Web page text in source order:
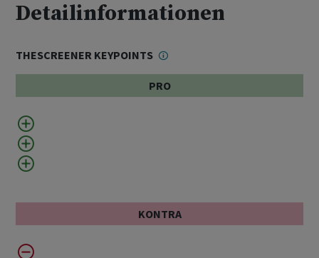
Detailinformationen
THESCREENER KEYPOINTS
PRO
KONTRA